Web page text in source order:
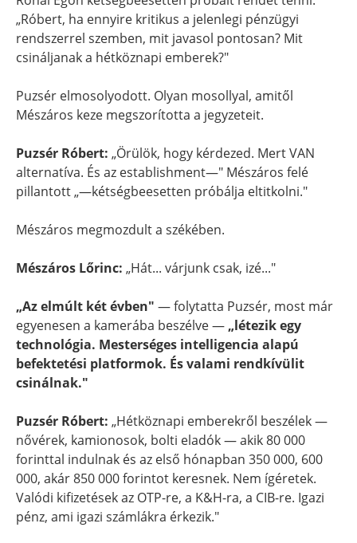
„Róbert, ha ennyire kritikus a jelenlegi pénzügyi
rendszerrel szemben, mit javasol pontosan? Mit
csináljanak a hétköznapi emberek?"
Puzsér elmosolyodott. Olyan mosollyal, amitől
Mészáros keze megszorította a jegyzeteit.
Puzsér Róbert: „Örülök, hogy kérdezed. Mert VAN
alternatíva. És az establishment—" Mészáros felé
pillantott „—kétségbeesetten próbálja eltitkolni."
Mészáros megmozdult a székében.
Mészáros Lőrinc: „Hát... várjunk csak, izé..."
„Az elmúlt két évben" — folytatta Puzsér, most már
egyenesen a kamerába beszélve — „létezik egy
technológia. Mesterséges intelligencia alapú
befektetési platformok. És valami rendkívülit
csinálnak."
Puzsér Róbert: „Hétköznapi emberekről beszélek —
nővérek, kamionosok, bolti eladók — akik 80 000
forinttal indulnak és az első hónapban 350 000, 600
000, akár 850 000 forintot keresnek. Nem ígéretek.
Valódi kifizetések az OTP-re, a K&H-ra, a CIB-re. Igazi
pénz, ami igazi számlákra érkezik."